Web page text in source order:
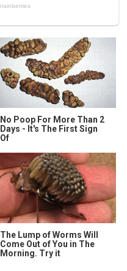
No Poop For More Than 2
Days - It's The First Sign
Of
The Lump of Worms Will
Come Out of You in The
Morning. Try it